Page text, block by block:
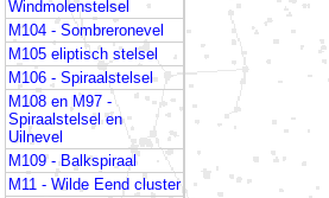
Windmolenstelsel
M104 - Sombreronevel
M105 eliptisch stelsel
M106 - Spiraalstelsel
M108 en M97 -
Spiraalstelsel en
Uilnevel
M109 - Balkspiraal
M11 - Wilde Eend cluster